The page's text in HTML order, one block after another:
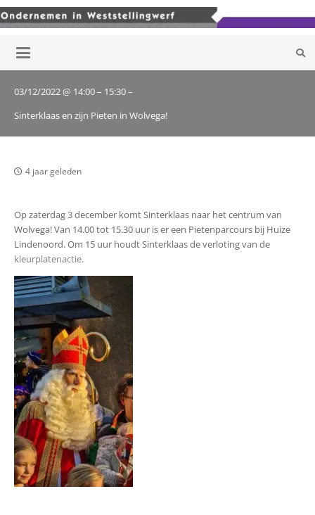
03/12/2022 @ 14:00 – 15:30 –
Sinterklaas en zijn Pieten in Wolvega!
4 jaar geleden
Op zaterdag 3 december komt Sinterklaas naar het centrum van
Wolvega! Van 14.00 tot 15.30 uur is er een Pietenparcours bij Huize
Lindenoord. Om 15 uur houdt Sinterklaas de verloting van de
kleurplatenactie.